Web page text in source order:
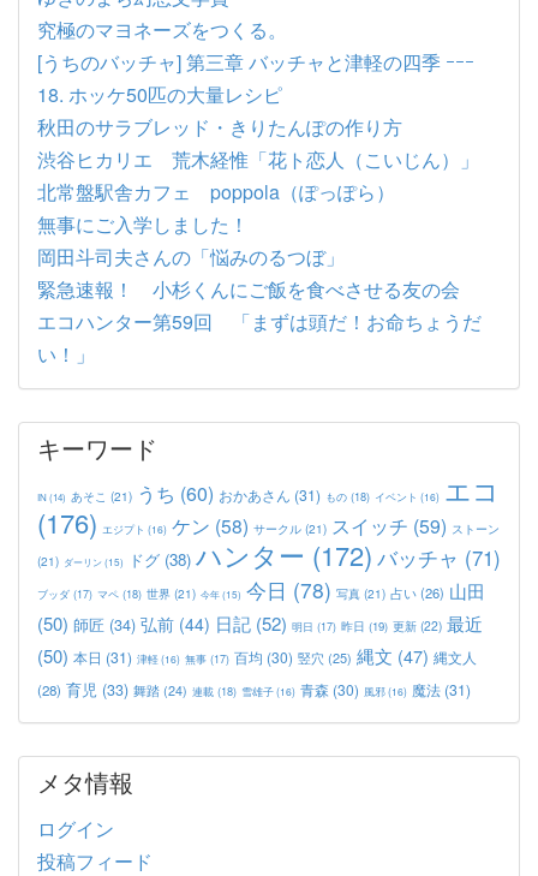
究極のマヨネーズをつくる。
[うちのバッチャ] 第三章 バッチャと津軽の四季 ｰｰｰ
18. ホッケ50匹の大量レシピ
秋田のサラブレッド・きりたんぽの作り方
渋谷ヒカリエ 荒木経惟「花ト恋人（こいじん）」
北常盤駅舎カフェ poppola（ぽっぽら）
無事にご入学しました！
岡田斗司夫さんの「悩みのるつぼ」
緊急速報！ 小杉くんにご飯を食べさせる友の会
エコハンター第59回 「まずは頭だ！お命ちょうだ
い！」
キーワード
IN(14) あそこ (21) うち (60) おかあさん (31) もの (18) イベント (16) エコ
(176) エジプト (16) ケン (58) サークル (21) スイッチ (59) ストーン
(21) ダーリン(15) ドグ (38) ハンター (172) バッチャ (71)
ブッダ (17) マペ (18) 世界 (21) 今年(15) 今日 (78) 写真 (21) 占い(26) 山田
(50) 師匠 (34) 弘前 (44) 日記 (52) 明日 (17) 昨日 (19) 更新 (22) 最近
(50) 本日 (31) 津軽(16) 無事 (17) 百均 (30) 竪穴 (25) 縄文 (47) 縄文人
(28) 育児 (33) 舞踏 (24) 連載 (18) 雪雄子(16) 青森 (30) 風邪(16) 魔法 (31)
メタ情報
ログイン
投稿フィード